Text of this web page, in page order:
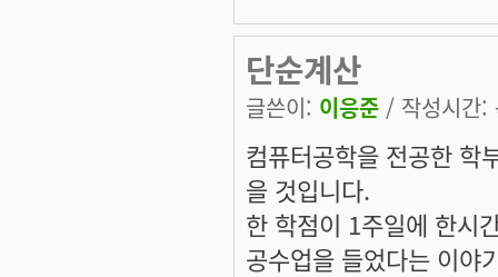
단순계산
글쓴이: 이응준 / 작성시간
컴퓨터공학을 전공한 학
을 것입니다.
한 학점이 1주일에 한시
공수업을 들었다는 이야